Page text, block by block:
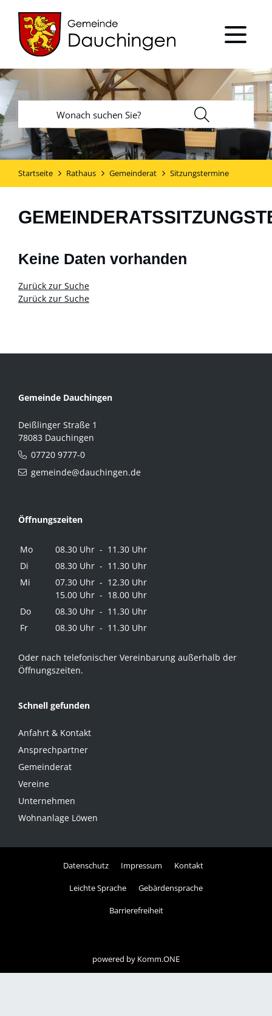
Startseite Rathaus Gemeinderat Sitzungstermine
Keine Daten vorhanden
Zurück zur Suche
Zurück zur Suche
Gemeinde Dauchingen
Deißlinger Straße 1
78083 Dauchingen
07720 9777-0
gemeinde@dauchingen.de
Öffnungszeiten
Mo
08.30 Uhr - 11.30 Uhr
Di
08.30 Uhr - 11.30 Uhr
Mi
07.30 Uhr - 12.30 Uhr
15.00 Uhr - 18.00 Uhr
Do
08.30 Uhr - 11.30 Uhr
Fr
08.30 Uhr - 11.30 Uhr
Oder nach telefonischer Vereinbarung außerhalb der
Öffnungszeiten.
Schnell gefunden
Anfahrt & Kontakt
Ansprechpartner
Gemeinderat
Vereine
Unternehmen
Wohnanlage Löwen
Datenschutz Impressum Kontakt
Leichte Sprache Gebärdensprache
Barrierefreiheit
powered by Komm.ONE